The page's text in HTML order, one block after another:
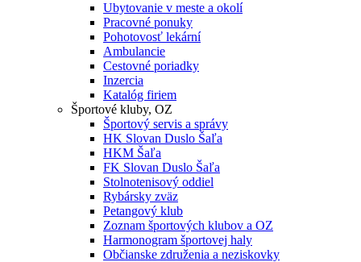
Ubytovanie v meste a okolí
Pracovné ponuky
Pohotovosť lekární
Ambulancie
Cestovné poriadky
Inzercia
Katalóg firiem
Športové kluby, OZ
Športový servis a správy
HK Slovan Duslo Šaľa
HKM Šaľa
FK Slovan Duslo Šaľa
Stolnotenisový oddiel
Rybársky zväz
Petangový klub
Zoznam športových klubov a OZ
Harmonogram športovej haly
Občianske združenia a neziskovky